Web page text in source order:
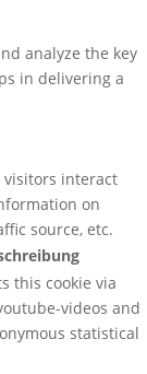
analyze the key
in delivering a
visitors interact
on
source, etc.
this cookie via
videos and
statistical